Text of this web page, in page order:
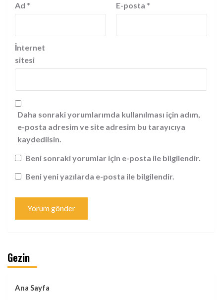
Ad * E-posta *
İnternet
sitesi
Daha sonraki yorumlarımda kullanılması için adım,
e-posta adresim ve site adresim bu tarayıcıya
kaydedilsin.
Beni sonraki yorumlar için e-posta ile bilgilendir.
Beni yeni yazılarda e-posta ile bilgilendir.
Gezin
Ana Sayfa